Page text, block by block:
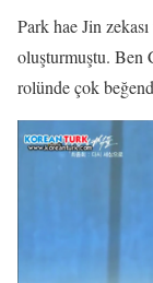
Park hae Jin
oluşturmuştu. Ben
rolünde çok